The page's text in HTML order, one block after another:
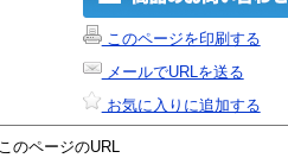
このページを印刷する
メールでURLを送る
お気に入りに追加する
このページのURL